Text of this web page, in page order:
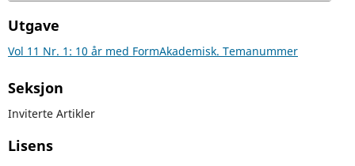
Utgave
Vol 11 Nr. 1: 10 år med FormAkademisk. Temanummer
Seksjon
Inviterte Artikler
Lisens